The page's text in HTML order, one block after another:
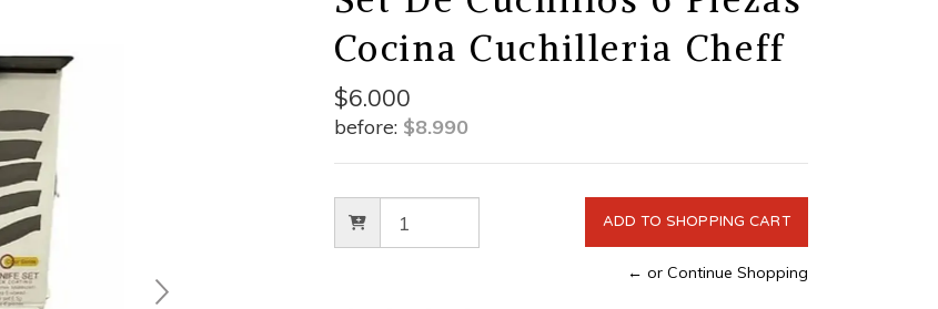
Cocina Cuchilleria Cheff
$6.000
before: $8.990
← or Continue Shopping